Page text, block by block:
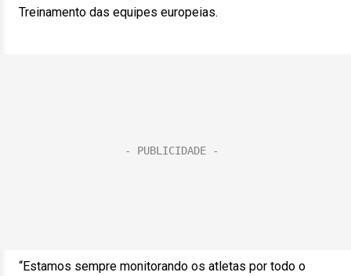
Treinamento das equipes europeias.
“Estamos sempre monitorando os atletas por todo o